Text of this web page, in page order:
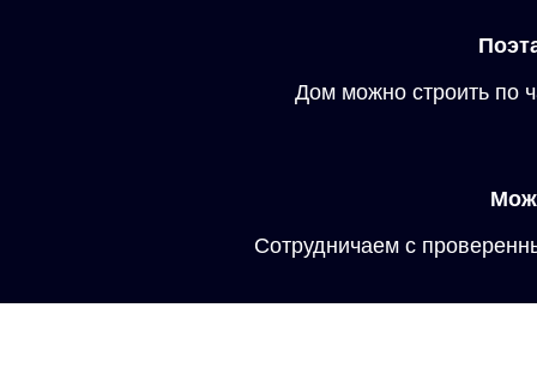
Дом можно строить по
Сотрудничаем с